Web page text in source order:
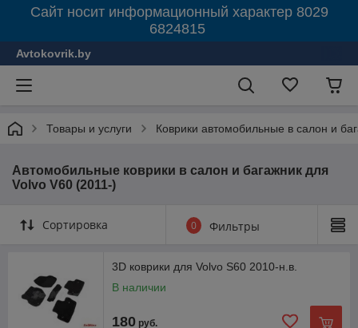
Сайт носит информационный характер 8029
6824815
Avtokovrik.by
Товары и услуги Коврики автомобильные в салон и
Автомобильные коврики в салон и багажник для
Volvo V60 (2011-)
Сортировка 0 Фильтры
3D коврики для Volvo S60 2010-н.в.
В наличии
180 руб.